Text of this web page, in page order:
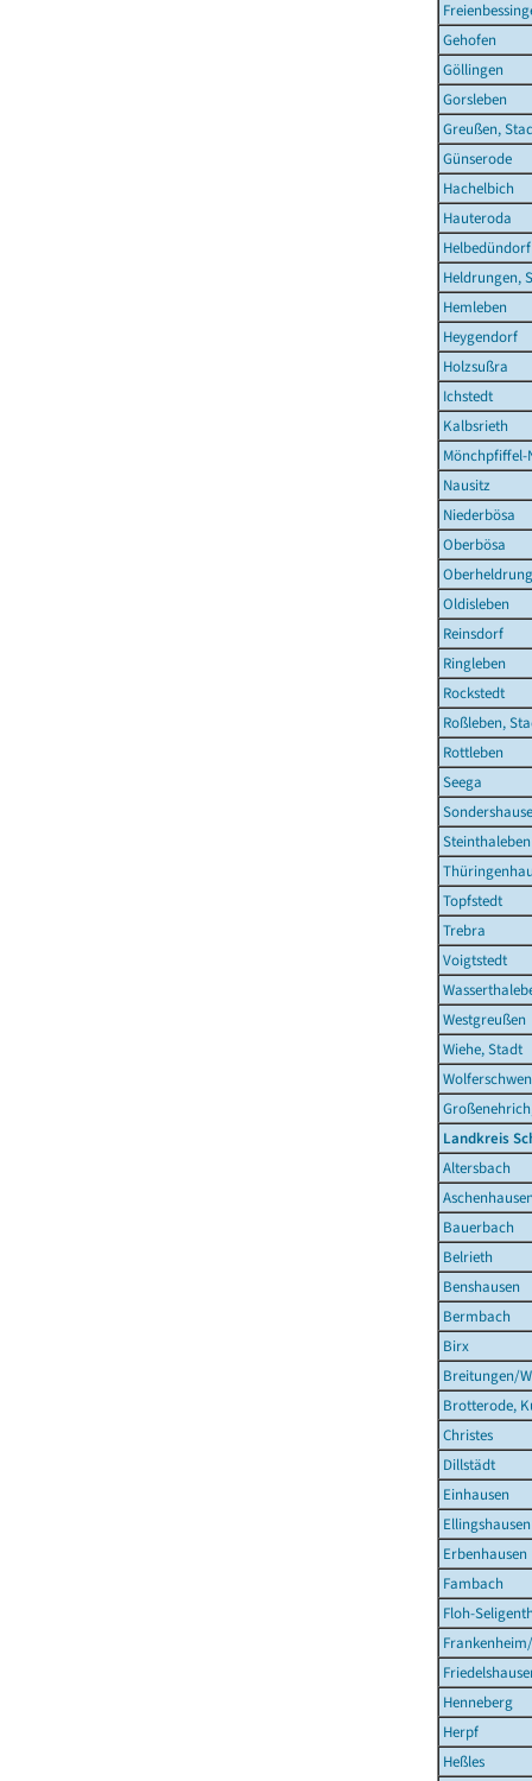
Gehofen
Göllingen
Gorsleben
Greußen,
Günserode
Hachelbich
Hauteroda
Helbedündorf
Heldrungen,
Hemleben
Heygendorf
Holzsußra
Ichstedt
Kalbsrieth
Nausitz
Niederbösa
Oberbösa
Oldisleben
Reinsdorf
Ringleben
Rockstedt
Roßleben,
Rottleben
Seega
Steinthaleben
Topfstedt
Trebra
Voigtstedt
Westgreußen
Wiehe, Stadt
Landkreis
Altersbach
Bauerbach
Belrieth
Benshausen
Bermbach
Birx
Breitungen/
Brotterode,
Christes
Dillstädt
Einhausen
Ellingshausen
Erbenhausen
Fambach
Floh-
Henneberg
Herpf
Heßles